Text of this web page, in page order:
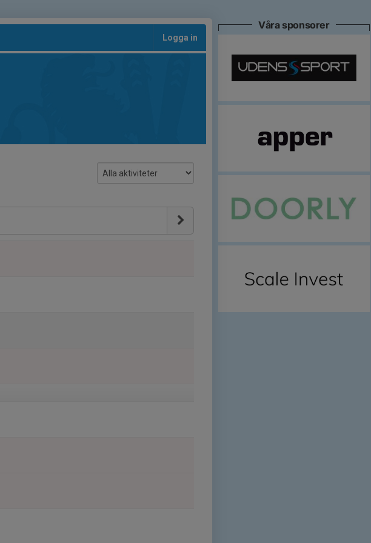
Logga in
Våra sponsorer